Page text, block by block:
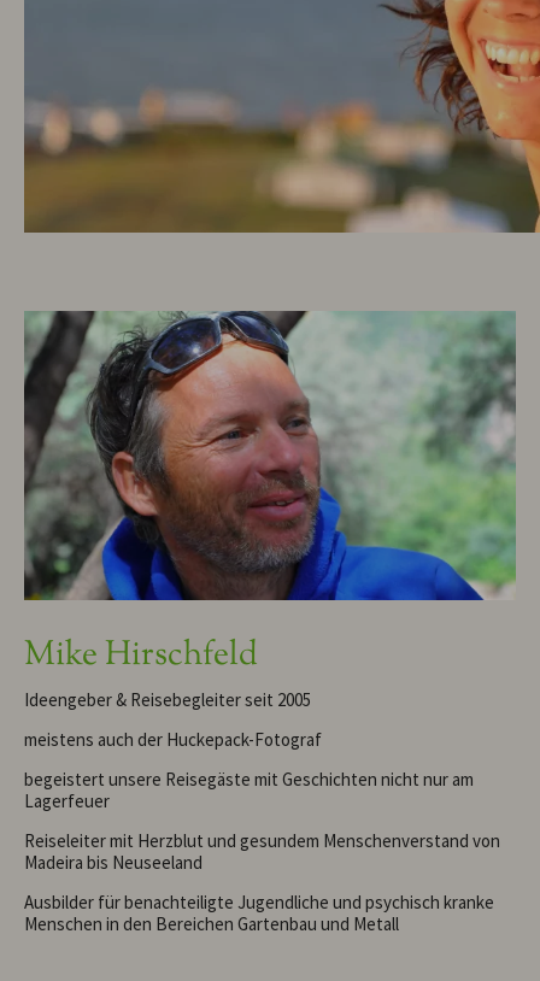
Mike Hirschfeld
Ideengeber & Reisebegleiter seit 2005
meistens auch der Huckepack-Fotograf
begeistert unsere Reisegäste mit Geschichten nicht nur am
Lagerfeuer
Reiseleiter mit Herzblut und gesundem Menschenverstand von
Madeira bis Neuseeland
Ausbilder für benachteiligte Jugendliche und psychisch kranke
Menschen in den Bereichen Gartenbau und Metall